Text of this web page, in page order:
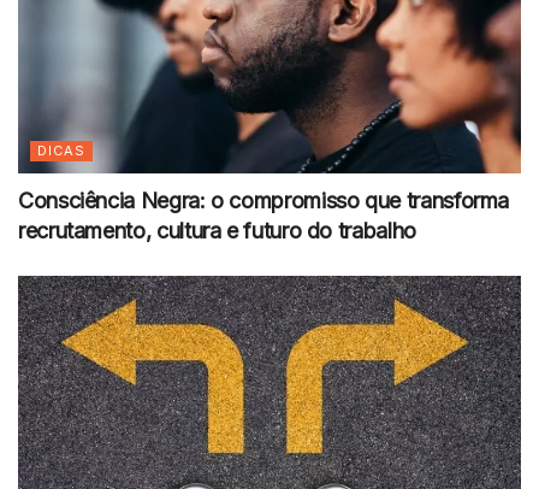
DICAS
Consciência Negra: o compromisso que transforma
recrutamento, cultura e futuro do trabalho